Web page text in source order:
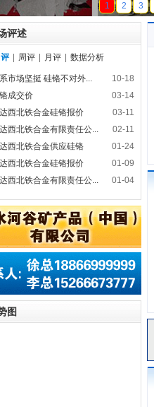
天磁锰业
1 2 3
评述
评 周评 月评 数据分析
市场坚挺 硅铬不对外...
10-18
成交价
03-14
西北铁合金硅铬报价
03-11
西北铁合金有限责任公...
02-11
西北铁合金供应硅铬
01-24
西北铁合金硅铬报价
01-09
西北铁合金有限责任公... 01-04
图